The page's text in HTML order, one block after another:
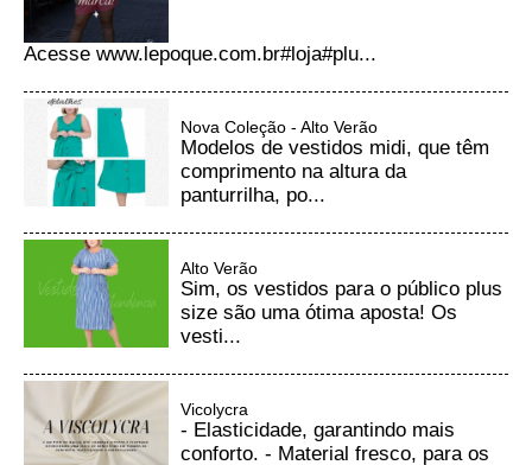
Acesse www.lepoque.com.br#loja#plu...
Nova Coleção - Alto Verão
Modelos de vestidos midi, que têm
comprimento na altura da
panturrilha, po...
Alto Verão
Sim, os vestidos para o público plus
size são uma ótima aposta! Os
vesti...
Vicolycra
- Elasticidade, garantindo mais
conforto. - Material fresco, para os